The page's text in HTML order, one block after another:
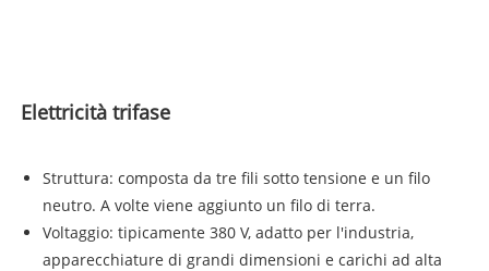
Elettricità trifase
Struttura: composta da tre fili sotto tensione e un filo
neutro. A volte viene aggiunto un filo di terra.
Voltaggio: tipicamente 380 V, adatto per l'industria,
apparecchiature di grandi dimensioni e carichi ad alta